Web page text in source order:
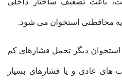
محافظتی استخوان می شود.
دیگر تحمل فشارهای کم
های عادی و یا فشارهای بسیار